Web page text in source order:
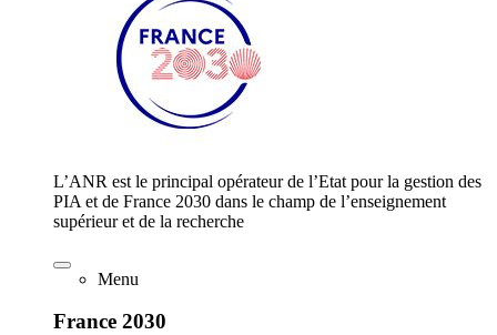
L’ANR est le principal opérateur de l’Etat pour la gestion des
PIA et de France 2030 dans le champ de l’enseignement
supérieur et de la recherche
Menu
France 2030